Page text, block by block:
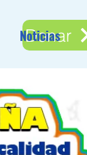
Donar
Noticias